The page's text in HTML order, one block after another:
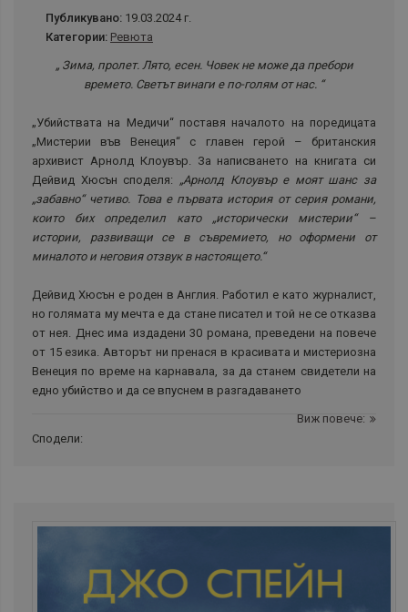
Публикувано: 19.03.2024 г.
Категории: Ревюта
„ Зима, пролет. Лято, есен. Човек не може да пребори
времето. Светът винаги е по-голям от нас. “
„Убийствата на Медичи“ поставя началото на поредицата
„Мистерии във Венеция“ с главен герой – британския
архивист Арнолд Клоувър. За написването на книгата си
Дейвид Хюсън споделя: „Арнолд Клоувър е моят шанс за
„забавно“ четиво. Това е първата история от серия романи,
които бих определил като „исторически мистерии“ –
истории, развиващи се в съвремието, но оформени от
миналото и неговия отзвук в настоящето.“
Дейвид Хюсън е роден в Англия. Работил е като журналист,
но голямата му мечта е да стане писател и той не се отказва
от нея. Днес има издадени 30 романа, преведени на повече
от 15 езика. Авторът ни пренася в красивата и мистериозна
Венеция по време на карнавала, за да станем свидетели на
едно убийство и да се впуснем в разгадаването
Виж повече:
Сподели: